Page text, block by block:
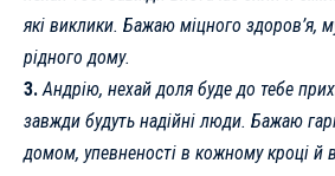
які виклики. Бажаю міцного здоров’я,
рідного дому.
3. Андрію, нехай доля буде до тебе
завжди будуть надійні люди. Бажаю
домом, упевненості в кожному кроці й